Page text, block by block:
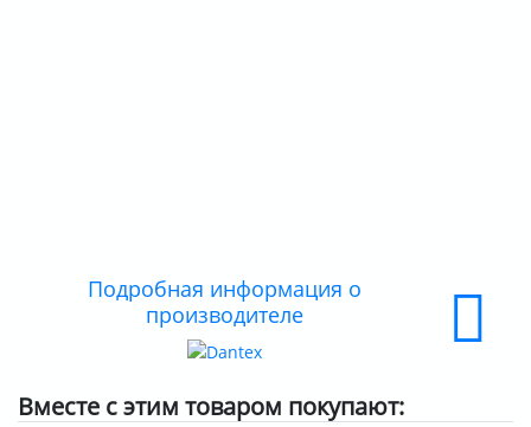
Подробная информация о
производителе
Вместе с этим товаром покупают: